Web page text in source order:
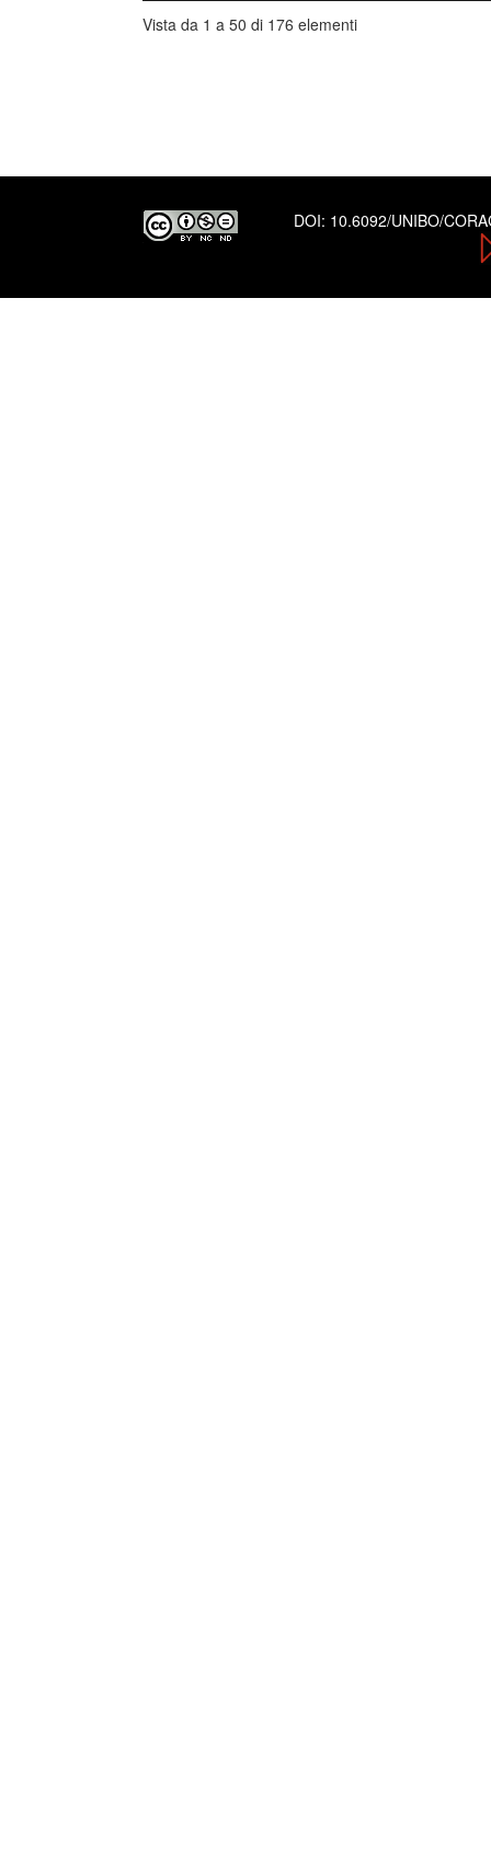
Vista da 1 a 50 di 176 elementi
DOI: 10.6092/UNIBO/